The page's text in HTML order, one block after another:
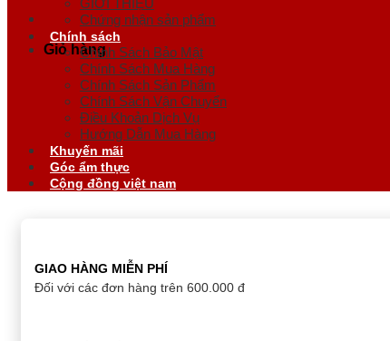
Giỏ hàng
GIỚI THIỆU
Chứng nhận sản phẩm
Chính sách
Chính Sách Bảo Mật
Chính Sách Mua Hàng
Chính Sách Sản Phẩm
Chính Sách Vận Chuyển
Điều Khoản Dịch Vụ
Hướng Dẫn Mua Hàng
Khuyến mãi
Góc ẩm thực
Cộng đồng việt nam
GIAO HÀNG MIỄN PHÍ
Đối với các đơn hàng trên 600.000 đ